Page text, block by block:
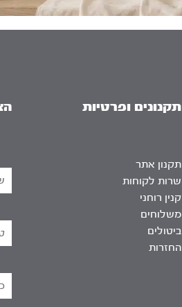
תקנונים ופרטיות
תקנון אתר
שרות לקוחות
קנין רוחני
משלוחים
ביטולים
החזרות